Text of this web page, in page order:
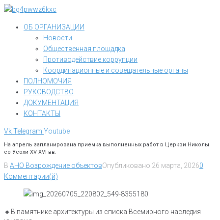
Перейти
контентуОБ ОРГАНИЗАЦИИ
Новости
Общественная площадка
Противодействие коррупции
Координационные и совещательные органы
ПОЛНОМОЧИЯ
РУКОВОДСТВО
ДОКУМЕНТАЦИЯ
КОНТАКТЫ
VkTelegram Youtube
На апрель запланирована приемка выполненных работ в Церкви Николы
со Усохи XV-XVI вв.
В АНО Возрождение объектовОпубликовано 26 марта, 20260
Комментарии(й)
🔸В памятнике архитектуры из списка Всемирного наследия